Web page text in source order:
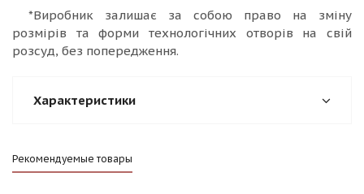
*Виробник залишає за собою право на зміну
розмірів та форми технологічних отворів на свій
розсуд, без попередження.
Характеристики
Рекомендуемые товары